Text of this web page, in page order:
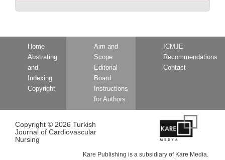
Home
Abstrating
and
Indexing
Copyright
Aim and
Scope
Editorial
Board
Instructions
for Authors
ICMJE
Recommendations
Contact
Copyright © 2026 Turkish
Journal of Cardiovascular
Nursing
Kare Publishing is a subsidiary of Kare Media.